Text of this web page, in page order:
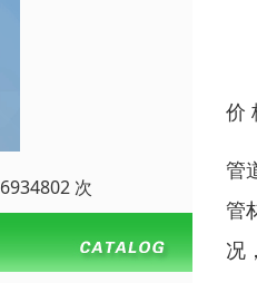
次
价
管
管
况